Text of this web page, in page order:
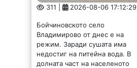
311 | 2026-08-06 17:12:29
Бойчиновското село
Владимирово от днес е на
режим. Заради сушата има
недостиг на питейна вода. В
долната част на населеното